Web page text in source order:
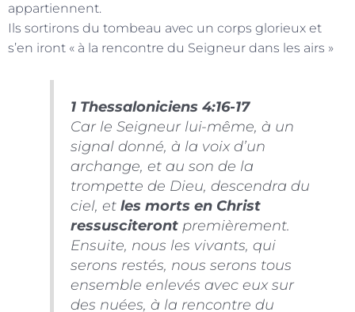
appartiennent.
Ils sortirons du tombeau avec un corps glorieux et
s’en iront « à la rencontre du Seigneur dans les airs »
1 Thessaloniciens 4:16-17
Car le Seigneur lui-même, à un
signal donné, à la voix d’un
archange, et au son de la
trompette de Dieu, descendra du
ciel, et les morts en Christ
ressusciterontpremièrement.
Ensuite, nous les vivants, qui
serons restés, nous serons tous
ensemble enlevés avec eux sur
des nuées, à la rencontre du